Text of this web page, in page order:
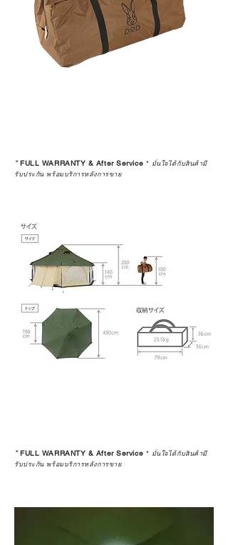
*FULL WARRANTY & After Service * มั่นใจได้กับสินค้ามี
รับประกัน พร้อมบริการหลังการขาย
*FULL WARRANTY & After Service * มั่นใจได้กับสินค้ามี
รับประกัน พร้อมบริการหลังการขาย